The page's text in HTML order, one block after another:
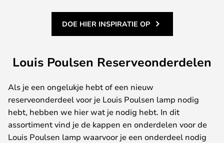
DOE HIER INSPIRATIE OP
Louis Poulsen Reserveonderdelen
Als je een ongelukje hebt of een nieuw
reserveonderdeel voor je Louis Poulsen lamp nodig
hebt, hebben we hier wat je nodig hebt. In dit
assortiment vind je de kappen en onderdelen voor de
Louis Poulsen lamp waarvoor je een onderdeel nodig